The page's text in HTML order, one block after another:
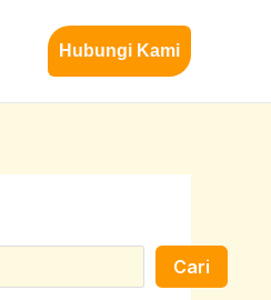
Hubungi Kami
Cari